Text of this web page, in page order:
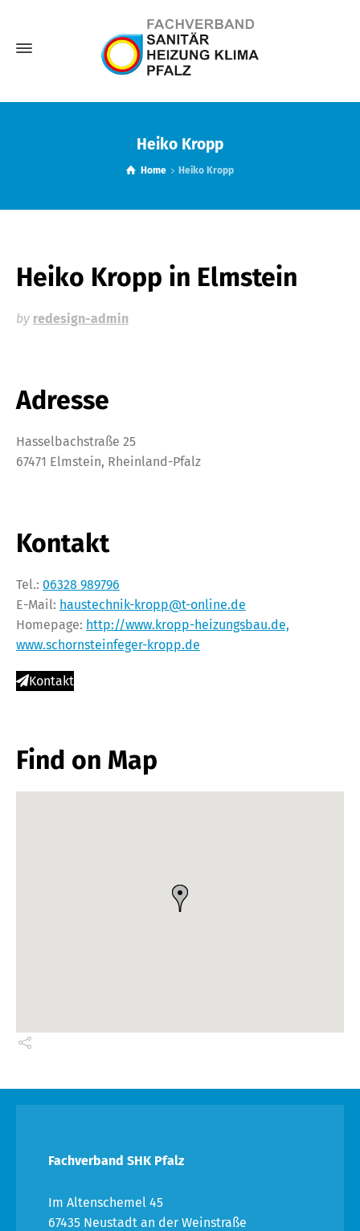
Heiko Kropp
Home Heiko Kropp
Heiko Kropp in Elmstein
by redesign-admin
Adresse
Hasselbachstraße 25
67471 Elmstein, Rheinland-Pfalz
Kontakt
Tel.: 06328 989796
E-Mail: haustechnik-kropp@t-online.de
Homepage: http://www.kropp-heizungsbau.de,
www.schornsteinfeger-kropp.de
Kontakt
Find on Map
Fachverband SHK Pfalz
Im Altenschemel 45
67435 Neustadt an der Weinstraße